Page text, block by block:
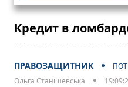
Кредит в
ПРАВОЗАЩИТНИК
Ольга Станішевська